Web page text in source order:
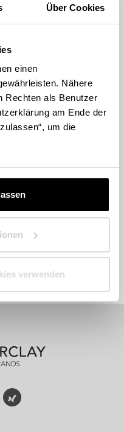
Über Cookies
einen
Nähere
Rechten als Benutzer
am Ende der
um die
verwenden
YouTube